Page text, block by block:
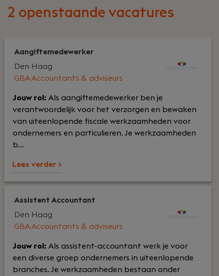
2 openstaande vacatures
Aangiftemedewerker
GBA Accountants & adviseurs
Den Haag
Jouw rol: Als aangiftemedewerker ben je
verantwoordelijk voor het verzorgen en bewaken
van uiteenlopende fiscale werkzaamheden voor
ondernemers en particulieren. Je werkzaamheden
b...
Lees verder >
Assistent Accountant
GBA Accountants & adviseurs
Den Haag
Jouw rol: Als assistent-accountant werk je voor
een diverse groep ondernemers in uiteenlopende
branches. Je werkzaamheden bestaan onder